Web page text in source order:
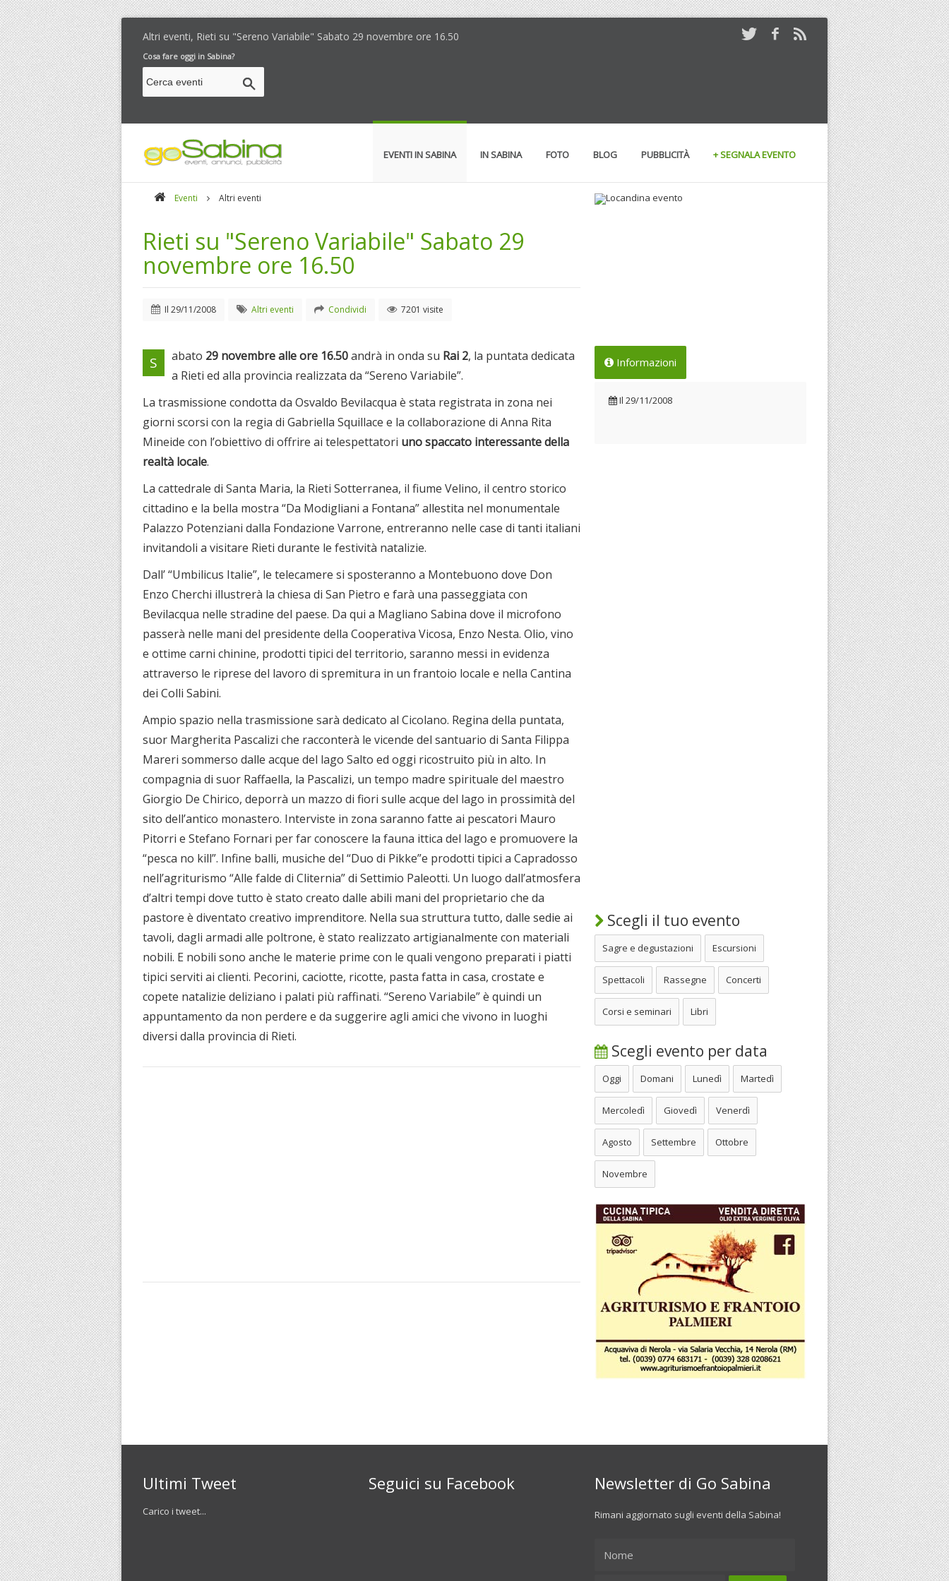
Altri eventi, Rieti su "Sereno Variabile" Sabato 29 novembre ore 16.50
Cosa fare oggi in Sabina?
EVENTI IN SABINA IN SABINA FOTO BLOG PUBBLICITÀ + SEGNALA EVENTO
Eventi Altri eventi
Rieti su "Sereno Variabile" Sabato 29
novembre ore 16.50
Il 29/11/2008 Altri eventi Condividi 7201 visite
S abato 29 novembre alle ore 16.50andrà in onda su Rai 2, la puntata dedicata
a Rieti ed alla provincia realizzata da “Sereno Variabile”.
La trasmissione condotta da Osvaldo Bevilacqua è stata registrata in zona nei
giorni scorsi con la regia di Gabriella Squillace e la collaborazione di Anna Rita
Mineide con l’obiettivo di offrire ai telespettatori uno spaccato interessante della
realtà locale.
La cattedrale di Santa Maria, la Rieti Sotterranea, il fiume Velino, il centro storico
cittadino e la bella mostra “Da Modigliani a Fontana” allestita nel monumentale
Palazzo Potenziani dalla Fondazione Varrone, entreranno nelle case di tanti italiani
invitandoli a visitare Rieti durante le festività natalizie.
Dall’ “Umbilicus Italie”, le telecamere si sposteranno a Montebuono dove Don
Enzo Cherchi illustrerà la chiesa di San Pietro e farà una passeggiata con
Bevilacqua nelle stradine del paese. Da qui a Magliano Sabina dove il microfono
passerà nelle mani del presidente della Cooperativa Vicosa, Enzo Nesta. Olio, vino
e ottime carni chinine, prodotti tipici del territorio, saranno messi in evidenza
attraverso le riprese del lavoro di spremitura in un frantoio locale e nella Cantina
dei Colli Sabini.
Ampio spazio nella trasmissione sarà dedicato al Cicolano. Regina della puntata,
suor Margherita Pascalizi che racconterà le vicende del santuario di Santa Filippa
Mareri sommerso dalle acque del lago Salto ed oggi ricostruito più in alto. In
compagnia di suor Raffaella, la Pascalizi, un tempo madre spirituale del maestro
Giorgio De Chirico, deporrà un mazzo di fiori sulle acque del lago in prossimità del
sito dell’antico monastero. Interviste in zona saranno fatte ai pescatori Mauro
Pitorri e Stefano Fornari per far conoscere la fauna ittica del lago e promuovere la
“pesca no kill”. Infine balli, musiche del “Duo di Pikke”e prodotti tipici a Capradosso
nell’agriturismo “Alle falde di Cliternia” di Settimio Paleotti. Un luogo dall’atmosfera
d’altri tempi dove tutto è stato creato dalle abili mani del proprietario che da
pastore è diventato creativo imprenditore. Nella sua struttura tutto, dalle sedie ai
tavoli, dagli armadi alle poltrone, è stato realizzato artigianalmente con materiali
nobili. E nobili sono anche le materie prime con le quali vengono preparati i piatti
tipici serviti ai clienti. Pecorini, caciotte, ricotte, pasta fatta in casa, crostate e
copete natalizie deliziano i palati più raffinati. “Sereno Variabile” è quindi un
appuntamento da non perdere e da suggerire agli amici che vivono in luoghi
diversi dalla provincia di Rieti.
Informazioni
Il 29/11/2008
Scegli il tuo evento
Sagre e degustazioni Escursioni
Spettacoli Rassegne Concerti
Corsi e seminari Libri
Scegli evento per data
Oggi Domani Lunedì Martedì
Mercoledì Giovedì Venerdì
Agosto Settembre Ottobre
Novembre
Ultimi Tweet
Carico i tweet...
Seguici su Facebook Newsletter di Go Sabina
Rimani aggiornato sugli eventi della Sabina!